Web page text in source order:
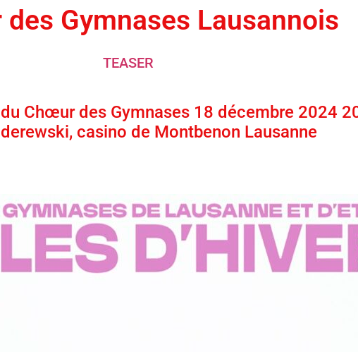
Gymnases Lausannois
TEASER
Chœur des Gymnases 18 décembre 2024
casino de Montbenon Lausanne